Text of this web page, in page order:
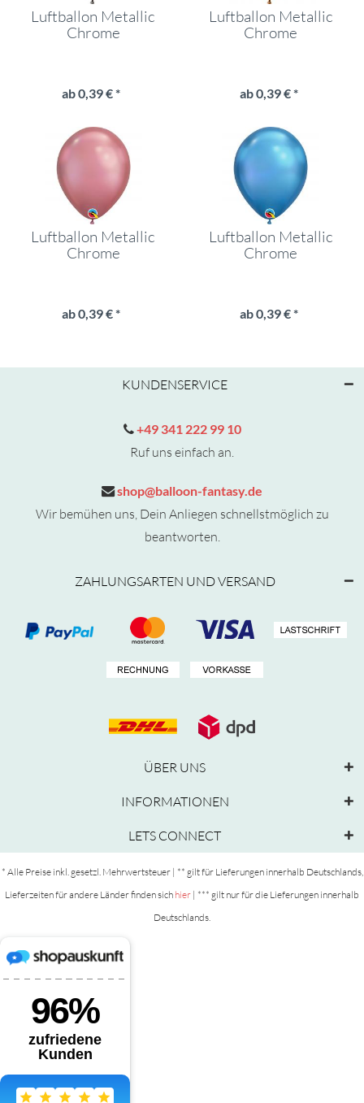
Luftballon Metallic
Chrome
ab 0,39 € *
Luftballon Metallic
Chrome
ab 0,39 € *
Luftballon Metallic
Chrome
ab 0,39 € *
Luftballon Metallic
Chrome
ab 0,39 € *
KUNDENSERVICE
+49 341 222 99 10
Ruf uns einfach an.
shop@balloon-fantasy.de
Wir bemühen uns, Dein Anliegen schnellstmöglich zu
beantworten.
ZAHLUNGSARTEN UND VERSAND
ÜBER UNS
INFORMATIONEN
LETS CONNECT
* Alle Preise inkl. gesetzl. Mehrwertsteuer | ** gilt für Lieferungen innerhalb Deutschlands,
Lieferzeiten für andere Länder finden sich hier | *** gilt nur für die Lieferungen innerhalb
Deutschlands.